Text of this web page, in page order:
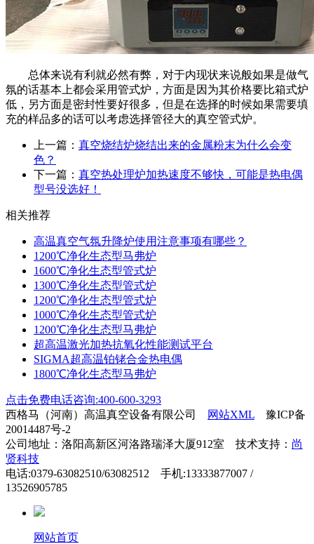
总体来说有利就必然有弊，对于内现状来说般如果是做气
氛的话基本上都会采用管式炉，方面是因为其价格要比箱式炉
低，另方面是密封性要好很多，但是在选择的时候如果需要填
充的样品多的话可以考虑选择管径大的真空管式炉。
上一篇： 真空烧结炉烧结出来的金属粉末为什么会变
色？
下一篇： 真空热处理炉加热速度不够快，可能是热电偶
型号没选好！
相关推荐
高温真空气氛升降炉使用注意事项有哪些？
1200℃净化生态型马弗炉
1600℃净化生态型管式炉
1300℃净化生态型管式炉
1200℃净化生态型管式炉
1000℃净化生态型管式炉
1200℃净化生态型马弗炉
超高温激光加热抗氧化性能测试平台
SIGMA超高温铂铑合金热电偶
1800℃净化生态型马弗炉
点击免费电话咨询:400-600-3293
西格马（河南）高温真空设备有限公司
网站XML 豫ICP备
20014487号-2
公司地址：洛阳高新区河洛路瑞泽大厦912室 技术支持： 尚
贤科技
电话:0379-63082510/63082512 手机:13333877007 /
13526905785
网站首页